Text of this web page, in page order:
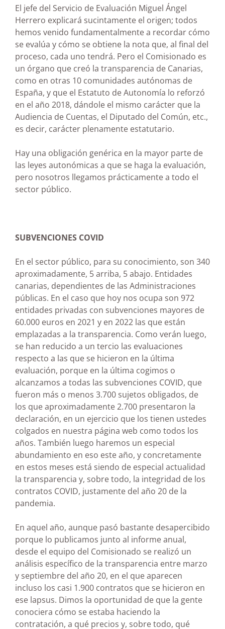
El jefe del Servicio de Evaluación Miguel Ángel
Herrero explicará sucintamente el origen; todos
hemos venido fundamentalmente a recordar cómo
se evalúa y cómo se obtiene la nota que, al final del
proceso, cada uno tendrá. Pero el Comisionado es
un órgano que creó la transparencia de Canarias,
como en otras 10 comunidades autónomas de
España, y que el Estatuto de Autonomía lo reforzó
en el año 2018, dándole el mismo carácter que la
Audiencia de Cuentas, el Diputado del Común, etc.,
es decir, carácter plenamente estatutario.
Hay una obligación genérica en la mayor parte de
las leyes autonómicas a que se haga la evaluación,
pero nosotros llegamos prácticamente a todo el
sector público.
SUBVENCIONES COVID
En el sector público, para su conocimiento, son 340
aproximadamente, 5 arriba, 5 abajo. Entidades
canarias, dependientes de las Administraciones
públicas. En el caso que hoy nos ocupa son 972
entidades privadas con subvenciones mayores de
60.000 euros en 2021 y en 2022 las que están
emplazadas a la transparencia. Como verán luego,
se han reducido a un tercio las evaluaciones
respecto a las que se hicieron en la última
evaluación, porque en la última cogimos o
alcanzamos a todas las subvenciones COVID, que
fueron más o menos 3.700 sujetos obligados, de
los que aproximadamente 2.700 presentaron la
declaración, en un ejercicio que los tienen ustedes
colgados en nuestra página web como todos los
años. También luego haremos un especial
abundamiento en eso este año, y concretamente
en estos meses está siendo de especial actualidad
la transparencia y, sobre todo, la integridad de los
contratos COVID, justamente del año 20 de la
pandemia.
En aquel año, aunque pasó bastante desapercibido
porque lo publicamos junto al informe anual,
desde el equipo del Comisionado se realizó un
análisis específico de la transparencia entre marzo
y septiembre del año 20, en el que aparecen
incluso los casi 1.900 contratos que se hicieron en
ese lapsus. Dimos la oportunidad de que la gente
conociera cómo se estaba haciendo la
contratación, a qué precios y, sobre todo, qué